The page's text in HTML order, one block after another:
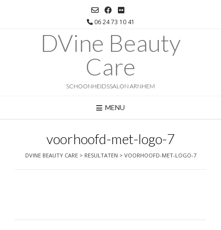
06 24 73 10 41
DVine Beauty
Care
SCHOONHEIDSSALON ARNHEM
MENU
voorhoofd-met-logo-7
DVINE BEAUTY CARE> RESULTATEN > VOORHOOFD-MET-LOGO-7